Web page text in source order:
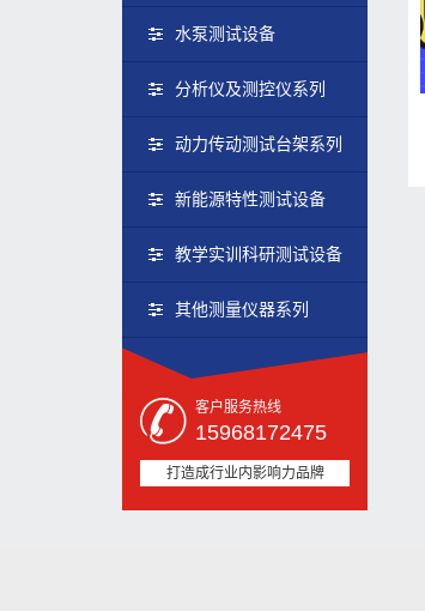
水泵测试设备
分析仪及测控仪系列
动力传动测试台架系列
新能源特性测试设备
教学实训科研测试设备
其他测量仪器系列
客户服务热线
15968172475
打造成行业内影响力品牌